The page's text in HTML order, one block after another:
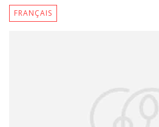
FRANÇAIS